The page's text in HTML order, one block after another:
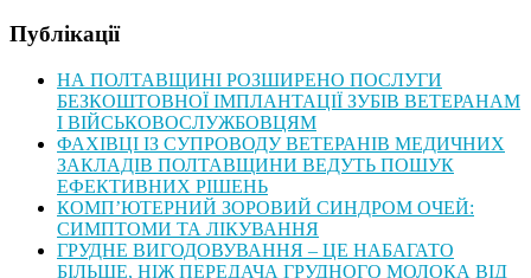
Публікації
НА ПОЛТАВЩИНІ РОЗШИРЕНО ПОСЛУГИ
БЕЗКОШТОВНОЇ ІМПЛАНТАЦІЇ ЗУБІВ ВЕТЕРАНАМ
І ВІЙСЬКОВОСЛУЖБОВЦЯМ
ФАХІВЦІ ІЗ СУПРОВОДУ ВЕТЕРАНІВ МЕДИЧНИХ
ЗАКЛАДІВ ПОЛТАВЩИНИ ВЕДУТЬ ПОШУК
ЕФЕКТИВНИХ РІШЕНЬ
КОМП’ЮТЕРНИЙ ЗОРОВИЙ СИНДРОМ ОЧЕЙ:
СИМПТОМИ ТА ЛІКУВАННЯ
ГРУДНЕ ВИГОДОВУВАННЯ – ЦЕ НАБАГАТО
БІЛЬШЕ, НІЖ ПЕРЕДАЧА ГРУДНОГО МОЛОКА ВІД